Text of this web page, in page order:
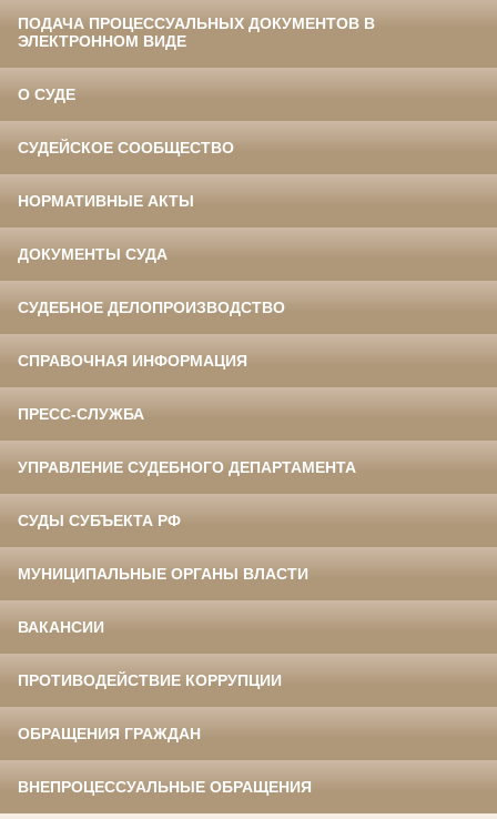
ПОДАЧА ПРОЦЕССУАЛЬНЫХ ДОКУМЕНТОВ В
ЭЛЕКТРОННОМ ВИДЕ
О СУДЕ
СУДЕЙСКОЕ СООБЩЕСТВО
НОРМАТИВНЫЕ АКТЫ
ДОКУМЕНТЫ СУДА
СУДЕБНОЕ ДЕЛОПРОИЗВОДСТВО
СПРАВОЧНАЯ ИНФОРМАЦИЯ
ПРЕСС-СЛУЖБА
УПРАВЛЕНИЕ СУДЕБНОГО ДЕПАРТАМЕНТА
СУДЫ СУБЪЕКТА РФ
МУНИЦИПАЛЬНЫЕ ОРГАНЫ ВЛАСТИ
ВАКАНСИИ
ПРОТИВОДЕЙСТВИЕ КОРРУПЦИИ
ОБРАЩЕНИЯ ГРАЖДАН
ВНЕПРОЦЕССУАЛЬНЫЕ ОБРАЩЕНИЯ